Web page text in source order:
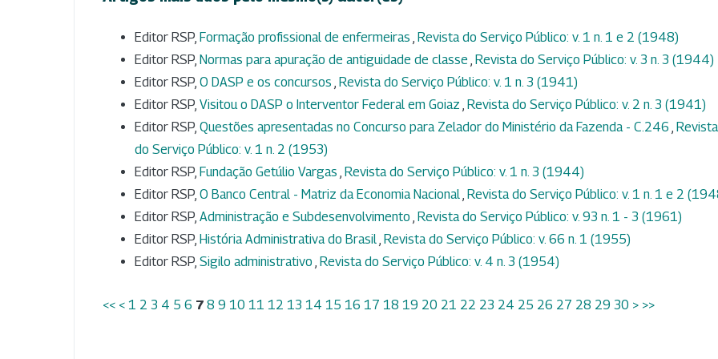
Editor RSP, Formação profissional de enfermeiras , Revista do Serviço Público: v. 1 n. 1 e 2 (1948)
Editor RSP, Normas para apuração de antiguidade de classe , Revista do Serviço Público: v. 3 n. 3 (1944)
Editor RSP, O DASP e os concursos , Revista do Serviço Público: v. 1 n. 3 (1941)
Editor RSP, Visitou o DASP o Interventor Federal em Goiaz , Revista do Serviço Público: v. 2 n. 3 (1941)
Editor RSP, Questões apresentadas no Concurso para Zelador do Ministério da Fazenda - C.246 , Revista
do Serviço Público: v. 1 n. 2 (1953)
Editor RSP, Fundação Getúlio Vargas , Revista do Serviço Público: v. 1 n. 3 (1944)
Editor RSP, O Banco Central - Matriz da Economia Nacional, Revista do Serviço Público: v. 1 n. 1 e 2
Editor RSP, Administração e Subdesenvolvimento , Revista do Serviço Público: v. 93 n. 1 - 3 (1961)
Editor RSP, História Administrativa do Brasil, Revista do Serviço Público: v. 66 n. 1 (1955)
Editor RSP, Sigilo administrativo , Revista do Serviço Público: v. 4 n. 3 (1954)
<< < 1 2 3 4 5 6 7 8 9 10 11 12 13 14 15 16 17 18 19 20 21 22 23 24 25 26 27 28 29 30 > >>